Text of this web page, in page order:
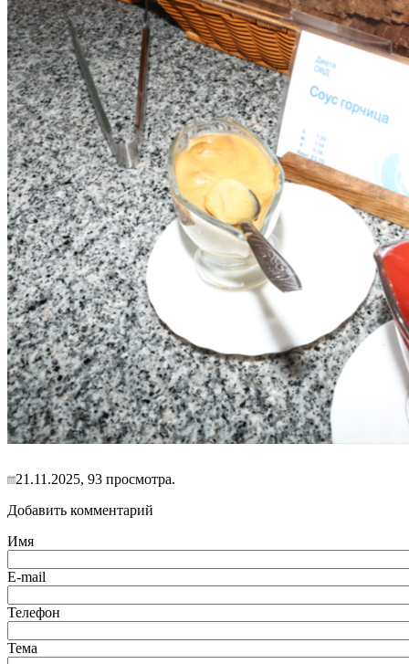
21.11.2025, 93 просмотра.
Добавить комментарий
Имя
E-mail
Телефон
Тема